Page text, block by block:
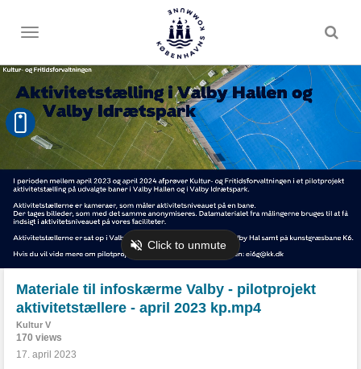
Toggle
Materiale til infoskærme Valby - pilotprojekt
aktivitetstællere - april 2023 kp.mp4
Kultur V
170 views
17. april 2023